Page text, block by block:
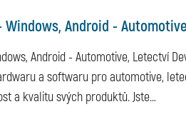
Android -
Android - Automotive, Letectví
a softwaru pro automotive,
a kvalitu svých produktů. Jste…